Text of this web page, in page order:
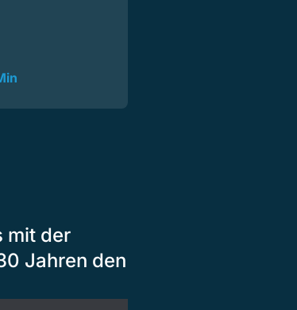
mit der
Jahren den